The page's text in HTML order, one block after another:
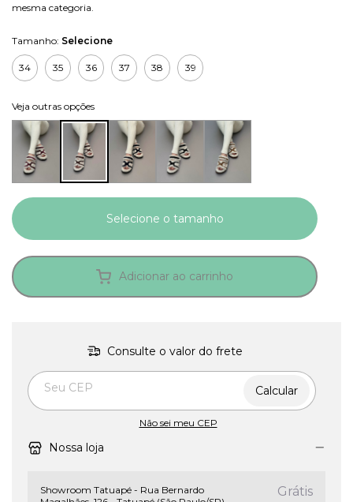
mesma categoria.
Tamanho: Selecione
34 35 36 37 38 39
Veja outras opções
Adicionar ao carrinho
Consulte o valor do frete
Entregas para o CEP:
Calcular
Não sei meu CEP
Nossa loja
Showroom Tatuapé - Rua Bernardo
Grátis